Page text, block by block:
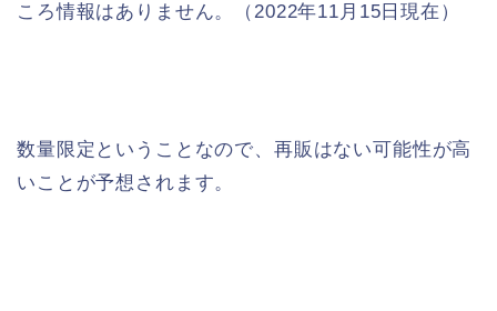
ころ情報はありません。（2022年11月15日現在）
数量限定ということなので、再販はない可能性が高
いことが予想されます。